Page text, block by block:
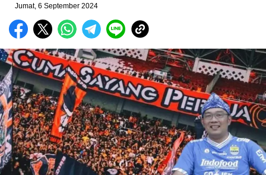
Jumat, 6 September 2024